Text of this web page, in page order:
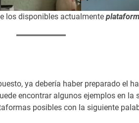
los disponibles actualmente
ya debería haber preparado el
encontrar algunos ejemplos en la
posibles con la siguiente